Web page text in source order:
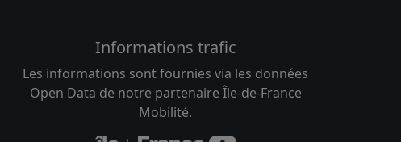
Informations trafic
Les informations sont fournies via les données
Open Data de notre partenaire Île-de-France
Mobilité.